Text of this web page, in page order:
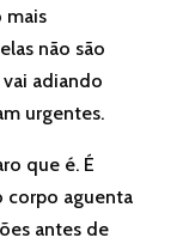
mais
não são
adiando
urgentes.
que é. É
corpo aguenta
antes de